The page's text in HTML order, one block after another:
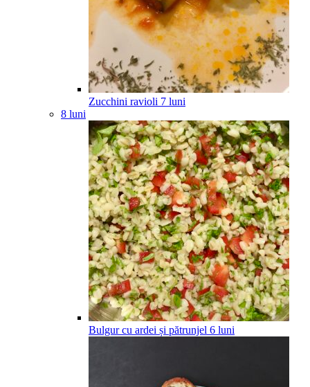
Zucchini ravioli 7 luni
8 luni
Bulgur cu ardei și pătrunjel 6 luni